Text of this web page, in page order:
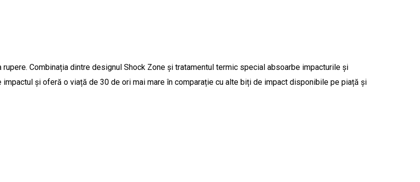
Combinația dintre designul Shock Zone și tratamentul termic special absoarbe impacturile și
și oferă o viață de 30 de ori mai mare în comparație cu alte biți de impact disponibile pe piață și